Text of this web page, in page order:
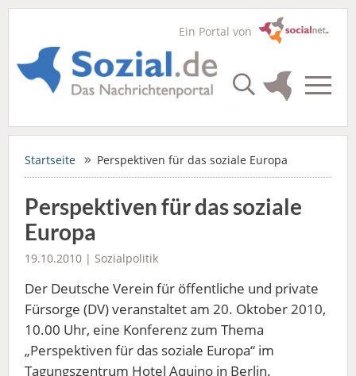
Ein Portal von
Startseite Perspektiven für das soziale Europa
Perspektiven für das soziale
Europa
19.10.2010 | Sozialpolitik
Der Deutsche Verein für öffentliche und private
Fürsorge (DV) veranstaltet am 20. Oktober 2010,
10.00 Uhr, eine Konferenz zum Thema
„Perspektiven für das soziale Europa“ im
Tagungszentrum Hotel Aquino in Berlin.